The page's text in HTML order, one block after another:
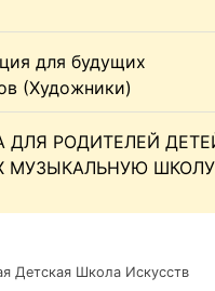
для будущих
(Художники)
ДЛЯ РОДИТЕЛЕЙ
Детская Школа Искусств